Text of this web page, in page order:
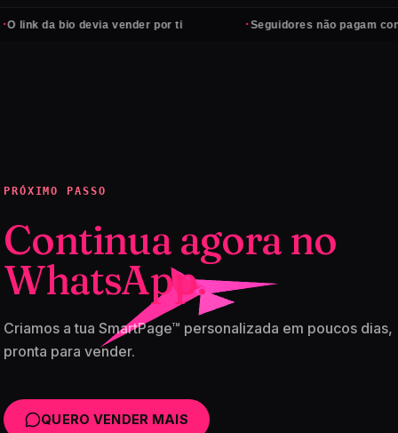
devia vender por ti ·Seguidores não pagam contas —
PRÓXIMO PASSO
Continua agora no
WhatsApp.
Criamos a tua SmartPage™ personalizada em poucos dias,
pronta para vender.
QUERO VENDER MAIS